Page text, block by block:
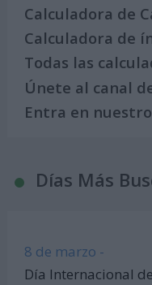
Calculadora de
Calculadora de
Todas las
Únete al canal
Entra en
Días Más
8 de marzo -
Día Internacional